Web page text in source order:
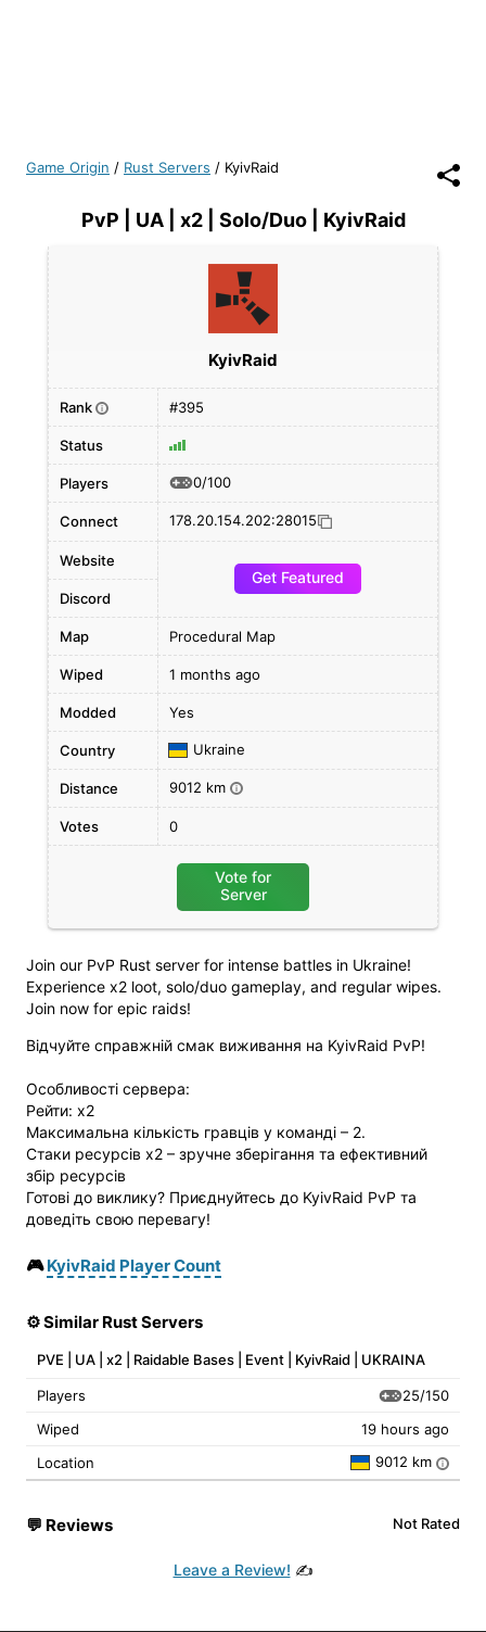
Game Origin / Rust Servers / KyivRaid
PvP | UA | x2 | Solo/Duo | KyivRaid
Join our PvP Rust server for intense battles in Ukraine!
Experience x2 loot, solo/duo gameplay, and regular wipes.
Join now for epic raids!
Відчуйте справжній смак виживання на KyivRaid PvP!
Особливості сервера:
Рейти: x2
Максимальна кількість гравців у команді – 2.
Стаки ресурсів x2 – зручне зберігання та ефективний
збір ресурсів
Готові до виклику? Приєднуйтесь до KyivRaid PvP та
доведіть свою перевагу!
🎮KyivRaid Player Count
⚙️ Similar Rust Servers
PVE | UA | x2 | Raidable Bases | Event | KyivRaid | UKRAINA
Players
25/150
Wiped
19 hours ago
Location
9012 km i
💬 Reviews Not Rated
Leave a Review! ✍️
KyivRaid
Rank i #395
Status
Players 0/100
Connect 178.20.154.202:28015
Website
Get Featured
Discord
Map Procedural Map
Wiped 1 months ago
Modded Yes
Country Ukraine
Distance 9012 km i
Votes 0
Vote for
Server